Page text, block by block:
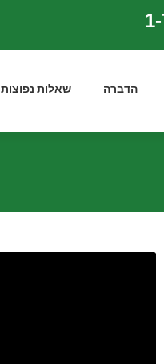
הדברה שאלות נפוצות